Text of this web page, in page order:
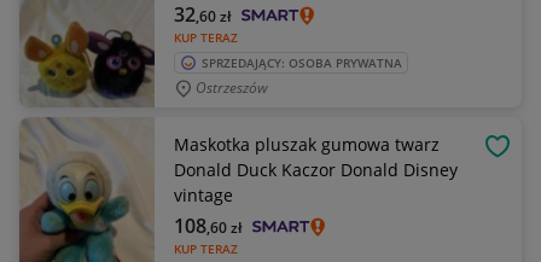
KUP TERAZ
32,60zł
SPRZEDAJĄCY: OSOBA PRYWATNA
Ostrzeszów
Maskotka pluszak gumowa twarz
Donald Duck Kaczor Donald Disney
vintage
KUP TERAZ
108,60zł